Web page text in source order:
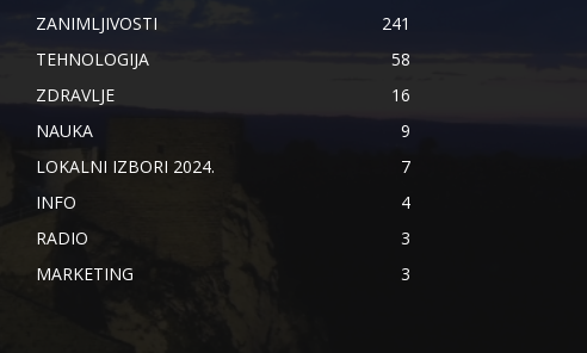
ZANIMLJIVOSTI
241
TEHNOLOGIJA
58
ZDRAVLJE
16
NAUKA
9
LOKALNI IZBORI 2024.
7
INFO
4
RADIO
3
MARKETING
3